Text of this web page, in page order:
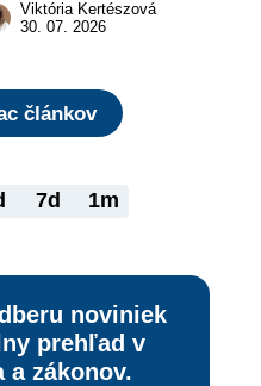
pokutu?
Viktória Kertészová
30. 07. 2026
článkov
7d 1m
noviniek
prehľad v
a zákonov.